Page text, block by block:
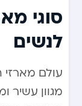
סוגי
לנשים
עולם
מגוון עשיר